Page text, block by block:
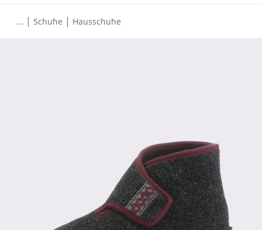
... | Schuhe | Hausschuhe